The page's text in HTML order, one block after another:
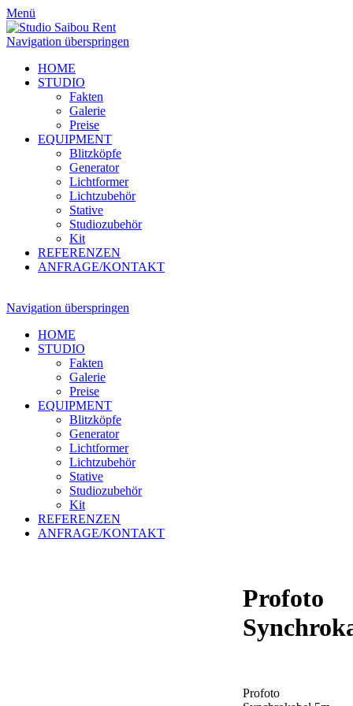
Menü
Navigation überspringen
HOME
STUDIO
Fakten
Galerie
Preise
EQUIPMENT
Blitzköpfe
Generator
Lichtformer
Lichtzubehör
Stative
Studiozubehör
Kit
REFERENZEN
ANFRAGE/KONTAKT
Navigation überspringen
HOME
STUDIO
Fakten
Galerie
Preise
EQUIPMENT
Blitzköpfe
Generator
Lichtformer
Lichtzubehör
Stative
Studiozubehör
Kit
REFERENZEN
ANFRAGE/KONTAKT
Profoto
Profoto